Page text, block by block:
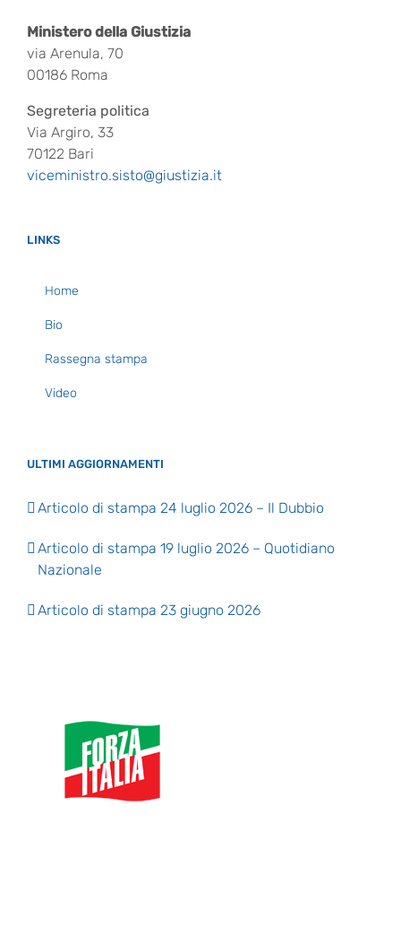
Ministero della Giustizia
via Arenula, 70
00186 Roma
Segreteria politica
Via Argiro, 33
70122 Bari
viceministro.sisto@giustizia.it
LINKS
Home
Bio
Rassegna stampa
Video
ULTIMI AGGIORNAMENTI
Articolo di stampa 24 luglio 2026 – Il Dubbio
Articolo di stampa 19 luglio 2026 – Quotidiano
Nazionale
Articolo di stampa 23 giugno 2026